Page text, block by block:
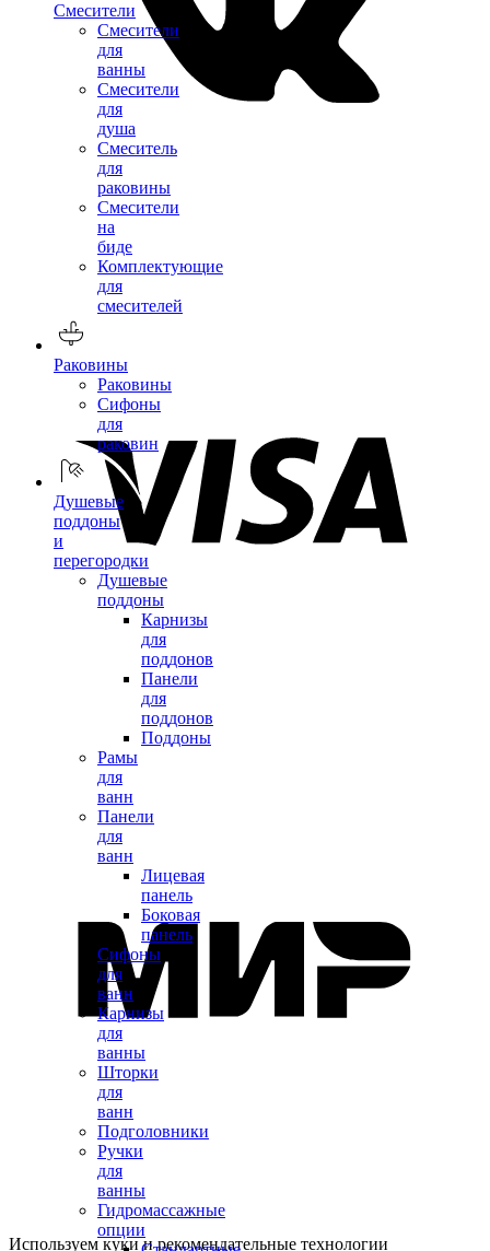
Смесители
Смесители
для
ванны
Смесители
для
душа
Смеситель
для
раковины
Смесители
на
биде
Комплектующие
для
смесителей
Раковины
Раковины
Сифоны
для
раковин
Душевые
поддоны
и
перегородки
Душевые
поддоны
Карнизы
для
поддонов
Панели
для
поддонов
Поддоны
Рамы
для
ванн
Панели
для
ванн
Лицевая
панель
Боковая
панель
Сифоны
для
ванн
Карнизы
для
ванны
Шторки
для
ванн
Подголовники
Ручки
для
ванны
Гидромассажные
опции
Используем куки и рекомендательные технологии